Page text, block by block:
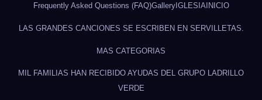
Frequently Asked Questions (FAQ)GalleryIGLESIA INICIO
LAS GRANDES CANCIONES SE ESCRIBEN EN SERVILLETAS.
MAS CATEGORIAS
MIL FAMILIAS HAN RECIBIDO AYUDAS DEL GRUPO LADRILLO
VERDE